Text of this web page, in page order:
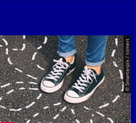
© Smarterpix / tomert